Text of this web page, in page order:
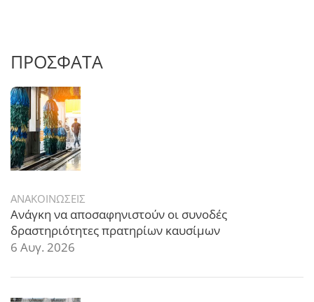
ΠΡΟΣΦΑΤΑ
ΑΝΑΚΟΙΝΩΣΕΙΣ
Ανάγκη να αποσαφηνιστούν οι συνοδές
δραστηριότητες πρατηρίων καυσίμων
6 Αυγ. 2026